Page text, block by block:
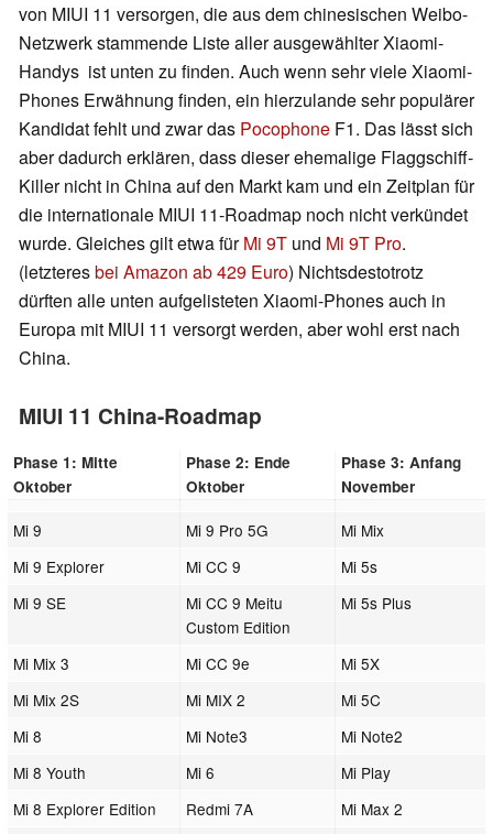
von MIUI 11 versorgen, die aus dem chinesischen Weibo-
Netzwerk stammende Liste aller ausgewählter Xiaomi-
Handys ist unten zu finden. Auch wenn sehr viele Xiaomi-
Phones Erwähnung finden, ein hierzulande sehr populärer
Kandidat fehlt und zwar das Pocophone F1. Das lässt sich
aber dadurch erklären, dass dieser ehemalige Flaggschiff-
Killer nicht in China auf den Markt kam und ein Zeitplan für
die internationale MIUI 11-Roadmap noch nicht verkündet
wurde. Gleiches gilt etwa fürMi 9T und Mi 9T Pro.
(letzteresbei Amazon ab 429 Euro) Nichtsdestotrotz
dürften alle unten aufgelisteten Xiaomi-Phones auch in
Europa mit MIUI 11 versorgt werden, aber wohl erst nach
China.
MIUI 11 China-Roadmap
Phase 1: Mitte
Oktober
Phase 2: Ende
Oktober
Phase 3: Anfang
November
Mi 9 Mi 9 Pro 5G
Mi Mix
Mi 9 Explorer
Mi CC 9
Mi 5s
Mi 9 SE
Mi CC 9 Meitu
Custom Edition
Mi 5s Plus
Mi Mix 3 Mi CC 9e
Mi 5X
Mi Mix 2S
Mi MIX 2
Mi 5C
Mi 8
Mi Note3
Mi Note2
Mi 8 Youth
Mi 6
Mi Play
Mi 8 Explorer Edition
Redmi 7A Mi Max 2